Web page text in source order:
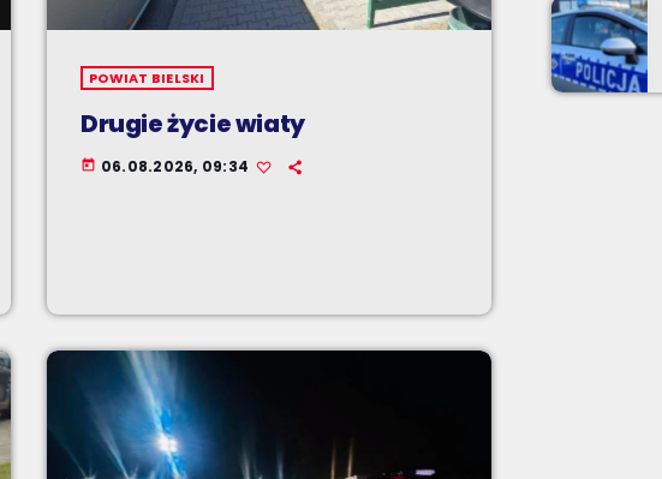
POWIAT BIELSKI
Drugie życie wiaty
today 06.08.2026, 09:34